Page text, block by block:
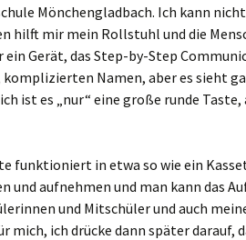
Tönisvorst
Viersen
Voerde
Wegberg
Wermelskirchen
Mönchengladbach. Ich kann
hilft mir mein Rollstuhl und die
Gerät, das Step-by-Step
komplizierten Namen, aber es sieht
ist es „nur“ eine große runde Taste,
funktioniert in etwa so wie ein
und aufnehmen und man kann das
und Mitschüler und auch
mich, ich drücke dann später